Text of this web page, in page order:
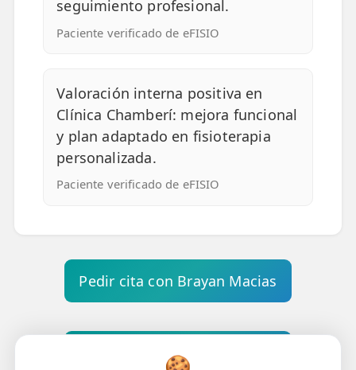
seguimiento profesional.
Paciente verificado de eFISIO
Valoración interna positiva en
Clínica Chamberí: mejora funcional
y plan adaptado en fisioterapia
personalizada.
Paciente verificado de eFISIO
Pedir cita con Brayan Macias
Pedir cita con Brayan Macias